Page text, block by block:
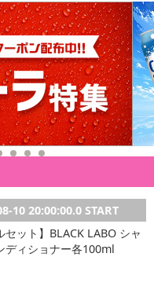
けの日時指定はいたしかね
い場合、商品の再発送や返
きません。宅配業者からの
。また商品によって発送
けする商品は、ご利用いた
としており、転売等は固く
場合は、サービス利用を停
後、
10 20:00:00.0 START
セット】BLACK LABO シャ
ディショナー各100ml